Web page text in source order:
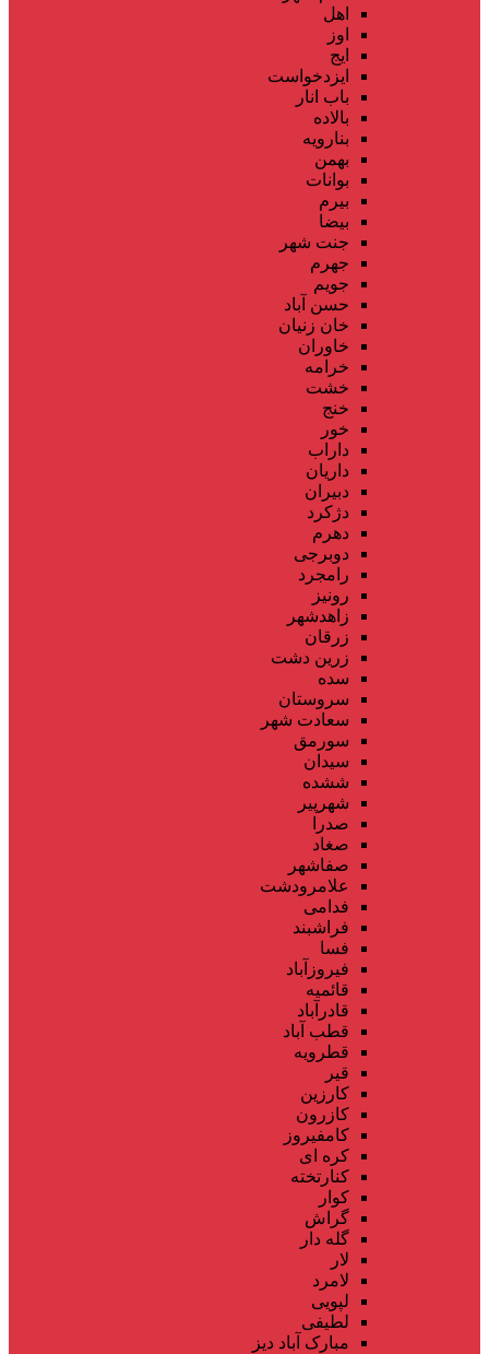
اهل
اوز
ایج
ایزدخواست
باب انار
بالاده
بنارویه
بهمن
بوانات
بیرم
بیضا
جنت شهر
جهرم
جویم
حسن آباد
خان زنیان
خاوران
خرامه
خشت
خنج
خور
داراب
داریان
دبیران
دژکرد
دهرم
دوبرجی
رامجرد
رونیز
زاهدشهر
زرقان
زرین دشت
سده
سروستان
سعادت شهر
سورمق
سیدان
ششده
شهرپیر
صدرا
صغاد
صفاشهر
علامرودشت
فدامی
فراشبند
فسا
فیروزآباد
قائمیه
قادرآباد
قطب آباد
قطرویه
قیر
کارزین
کازرون
کامفیروز
کره ای
کنارتخته
کوار
گراش
گله دار
لار
لامرد
لپویی
لطیفی
مبارک آباد دیز